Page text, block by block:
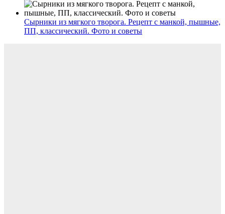
Сырники из мягкого творога. Рецепт с манкой, пышные,
ПП, классический. Фото и советы